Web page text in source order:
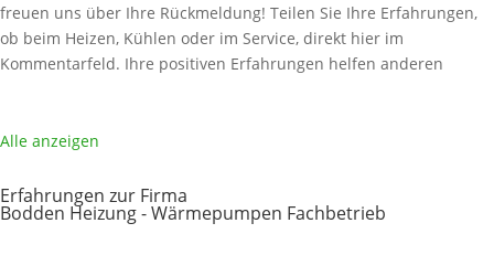
freuen uns über Ihre Rückmeldung! Teilen Sie Ihre Erfahrungen,
ob beim Heizen, Kühlen oder im Service, direkt hier im
Kommentarfeld. Ihre positiven Erfahrungen helfen anderen
und bleibenWeiterlesen …
Alle anzeigen
Erfahrungen zur Firma
Bodden Heizung - Wärmepumpen Fachbetrieb